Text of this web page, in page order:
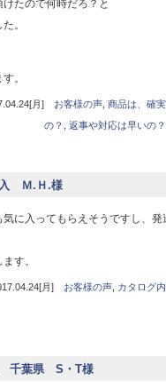
たので何時だろ？と
。
。
月] お客様の声, 商品は、確
の？
返事や対応は早いの？
Ｍ.Ｈ.様
に入ってもらえそうですし、
す。
月] お客様の声, カタログ
千葉県 S・T様